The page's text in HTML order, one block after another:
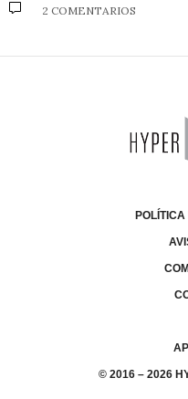
2 COMENTARIOS
© 2016 – 2026